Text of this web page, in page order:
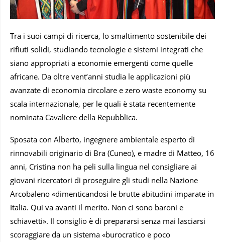
Tra i suoi campi di ricerca, lo smaltimento sostenibile dei
rifiuti solidi, studiando tecnologie e sistemi integrati che
siano appropriati a economie emergenti come quelle
africane. Da oltre vent’anni studia le applicazioni più
avanzate di economia circolare e zero waste economy su
scala internazionale, per le quali è stata recentemente
nominata Cavaliere della Repubblica.
Sposata con Alberto, ingegnere ambientale esperto di
rinnovabili originario di Bra (Cuneo), e madre di Matteo, 16
anni, Cristina non ha peli sulla lingua nel consigliare ai
giovani ricercatori di proseguire gli studi nella Nazione
Arcobaleno «dimenticandosi le brutte abitudini imparate in
Italia. Qui va avanti il merito. Non ci sono baroni e
schiavetti». Il consiglio è di prepararsi senza mai lasciarsi
scoraggiare da un sistema «burocratico e poco